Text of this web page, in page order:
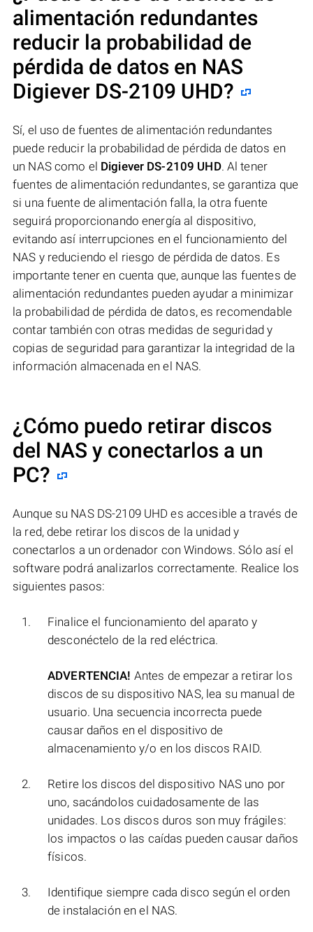
alimentación redundantes
reducir la probabilidad de
pérdida de datos en NAS
Digiever DS-2109 UHD?
Sí, el uso de fuentes de alimentación redundantes
puede reducir la probabilidad de pérdida de datos en
un NAS como el Digiever DS-2109 UHD. Al tener
fuentes de alimentación redundantes, se garantiza que
si una fuente de alimentación falla, la otra fuente
seguirá proporcionando energía al dispositivo,
evitando así interrupciones en el funcionamiento del
NAS y reduciendo el riesgo de pérdida de datos. Es
importante tener en cuenta que, aunque las fuentes de
alimentación redundantes pueden ayudar a minimizar
la probabilidad de pérdida de datos, es recomendable
contar también con otras medidas de seguridad y
copias de seguridad para garantizar la integridad de la
información almacenada en el NAS.
¿Cómo puedo retirar discos
del NAS y conectarlos a un
PC?
Aunque su NAS DS-2109 UHD es accesible a través de
la red, debe retirar los discos de la unidad y
conectarlos a un ordenador con Windows. Sólo así el
software podrá analizarlos correctamente. Realice los
siguientes pasos:
Finalice el funcionamiento del aparato y
desconéctelo de la red eléctrica.
ADVERTENCIA! Antes de empezar a retirar los
discos de su dispositivo NAS, lea su manual de
usuario. Una secuencia incorrecta puede
causar daños en el dispositivo de
almacenamiento y/o en los discos RAID.
Retire los discos del dispositivo NAS uno por
uno, sacándolos cuidadosamente de las
unidades. Los discos duros son muy frágiles:
los impactos o las caídas pueden causar daños
físicos.
Identifique siempre cada disco según el orden
de instalación en el NAS.